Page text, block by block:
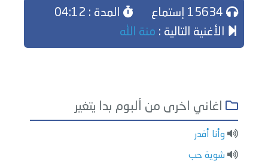
المدة : 04:12
الأغنية التالية : منة الله
اغاني اخرى من ألبوم بدا يتغير
وأنا أقدر
شوية حب